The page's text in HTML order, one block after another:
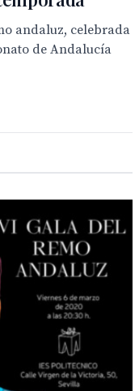
andaluz, celebrada
de Andalucía